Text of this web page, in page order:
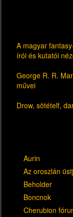
A magyar
írói és kutatói
George R. R.
művei
Drow, sötételf,
Aurin
Az oroszlán
Beholder
Boncnok
Cherubion